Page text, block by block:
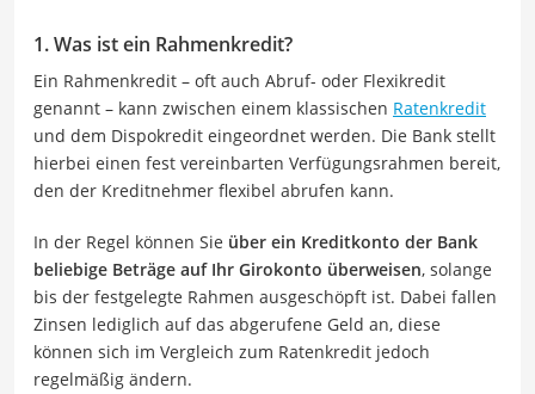
1. Was ist ein Rahmenkredit?
Ein Rahmenkredit – oft auch Abruf- oder Flexikredit
genannt – kann zwischen einem klassischen Ratenkredit
und dem Dispokredit eingeordnet werden. Die Bank stellt
hierbei einen fest vereinbarten Verfügungsrahmen bereit,
den der Kreditnehmer flexibel abrufen kann.
In der Regel können Sie über ein Kreditkonto der Bank
beliebige Beträge auf Ihr Girokonto überweisen, solange
bis der festgelegte Rahmen ausgeschöpft ist. Dabei fallen
Zinsen lediglich auf das abgerufene Geld an, diese
können sich im Vergleich zum Ratenkredit jedoch
regelmäßig ändern.